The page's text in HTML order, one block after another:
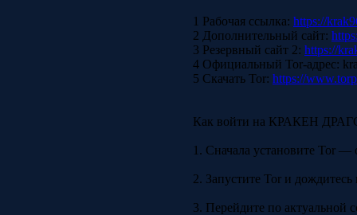
1 Рабочая ссылка: https://
2 Дополнительный сайт:
3 Резервный сайт 2: https://
4 Официальный Tor-адрес:
5 Скачать Tor: https://
Как войти на КРАКЕН
1. Сначала установите Tor —
2. Запустите Tor и дождитесь
3. Перейдите по актуальной